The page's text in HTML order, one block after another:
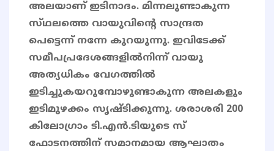
അലയാണ്​ ഇടിനാദം. മിന്നലുണ്ടാകുന്ന
സ്​ഥലത്തെ വായുവിന്റെ സാന്ദ്രത
പെട്ടെന്ന്​ നന്നേ കുറയുന്നു. ഇവിടേക്ക്​
സമീപപ്രദേശങ്ങളിൽനിന്ന്​ വായു
അത്യധികം വേഗത്തിൽ
ഇടിച്ചുകയറുമ്പോഴുണ്ടാകുന്ന അലകളും
ഇടിമുഴക്കം സൃഷ്​ടിക്കുന്നു. ശരാശരി 200
കിലോഗ്രാം ടി.എൻ.ടിയുടെ സ്​
ഫോടനത്തിന് സമാനമായ ആഘാതം